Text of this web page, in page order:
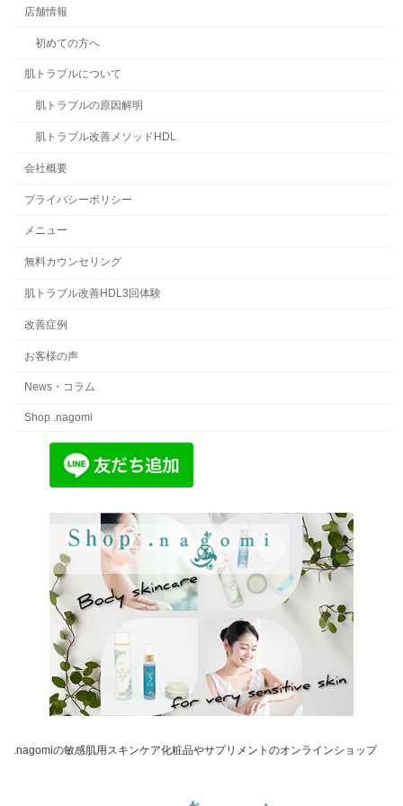
店舗情報
初めての方へ
肌トラブルについて
肌トラブルの原因解明
肌トラブル改善メソッドHDL
会社概要
プライバシーポリシー
メニュー
無料カウンセリング
肌トラブル改善HDL3回体験
改善症例
お客様の声
News・コラム
Shop .nagomi
.nagomiの敏感肌用スキンケア化粧品やサプリメントのオンラインショップ